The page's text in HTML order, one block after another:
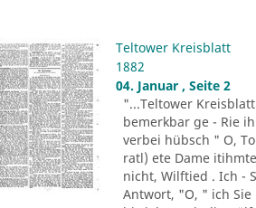
Teltower Kreisblatt
1882
04. Januar , Seite 2
"...Teltower
bemerkbar ge - Rie
verbei hübsch " O,
ratl) ete Dame
nicht, Wilftied . Ich -
Antwort, "O, " ich